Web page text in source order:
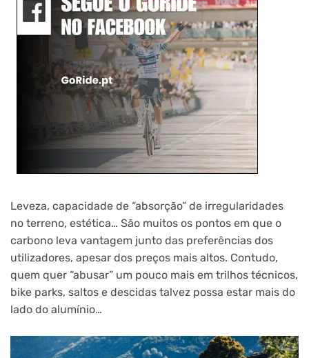
Leveza, capacidade de “absorção” de irregularidades
no terreno, estética… São muitos os pontos em que o
carbono leva vantagem junto das preferências dos
utilizadores, apesar dos preços mais altos. Contudo,
quem quer “abusar” um pouco mais em trilhos técnicos,
bike parks, saltos e descidas talvez possa estar mais do
lado do alumínio…